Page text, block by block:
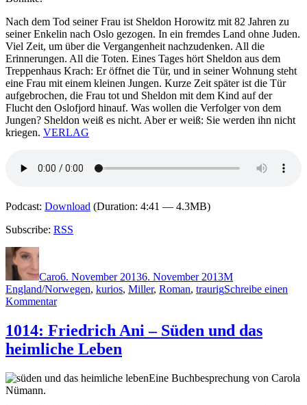
Nach dem Tod seiner Frau ist Sheldon Horowitz mit 82 Jahren zu
seiner Enkelin nach Oslo gezogen. In ein fremdes Land ohne Juden.
Viel Zeit, um über die Vergangenheit nachzudenken. All die
Erinnerungen. All die Toten. Eines Tages hört Sheldon aus dem
Treppenhaus Krach: Er öffnet die Tür, und in seiner Wohnung steht
eine Frau mit einem kleinen Jungen. Kurze Zeit später ist die Tür
aufgebrochen, die Frau tot und Sheldon mit dem Kind auf der
Flucht den Oslofjord hinauf. Was wollen die Verfolger von dem
Jungen? Sheldon weiß es nicht. Aber er weiß: Sie werden ihn nicht
kriegen. VERLAG
Podcast: Download (Duration: 4:41 — 4.3MB)
Subscribe: RSS
Autor
Caro6. November 20136. November 2013M
England/Norwegen, kurios, Miller, Roman, traurigSchreibe einen
Kommentarzu
Derek
B.
Miller
Ein
1014: Friedrich Ani – Süden und das
heimliche Leben
Eine Buchbesprechung von Carola
Nümann.